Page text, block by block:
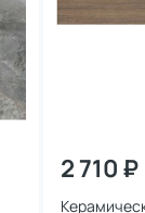
2 710 ₽